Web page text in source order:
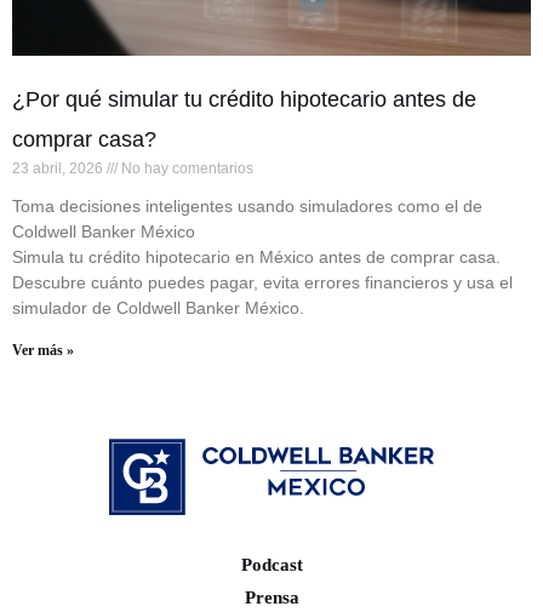
¿Por qué simular tu crédito hipotecario antes de
comprar casa?
23 abril, 2026 No hay comentarios
Toma decisiones inteligentes usando simuladores como el de
Coldwell Banker México
Simula tu crédito hipotecario en México antes de comprar casa.
Descubre cuánto puedes pagar, evita errores financieros y usa el
simulador de Coldwell Banker México.
Ver más »
Podcast
Prensa